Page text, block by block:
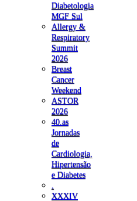
Diabetologia
MGF Sul
Allergy &
Respiratory
Summit
2026
Breast
Cancer
Weekend
ASTOR
2026
40.as
Jornadas
de
Cardiologia,
Hipertensão
e Diabetes
XXXIV